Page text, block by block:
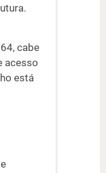
cabe
acesso
está